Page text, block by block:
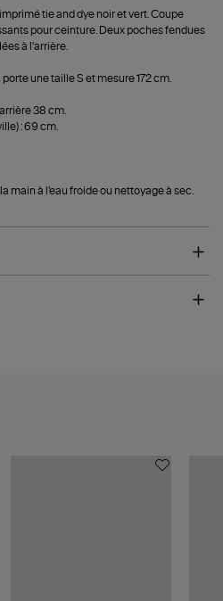
tie and dye noir et vert. Coupe
pour ceinture. Deux poches fendues
à l'arrière.
une taille S et mesure 172 cm.
38 cm.
: 69 cm.
main à l'eau froide ou nettoyage à sec.